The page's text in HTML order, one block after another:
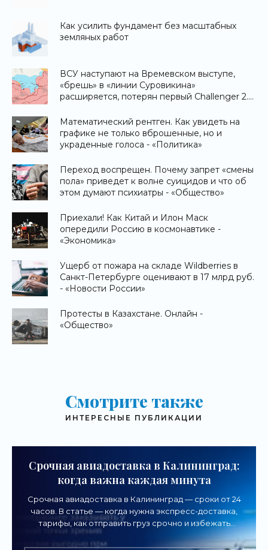
Как усилить фундамент без масштабных
земляных работ
ВСУ наступают на Времевском выступе,
«брешь» в «линии Суровикина»
расширяется, потерян первый Challenger 2.
«Информационное агентство»
Математический рентген. Как увидеть на
графике не только вброшенные, но и
украденные голоса - «Политика»
Переход воспрещен. Почему запрет «смены
пола» приведет к волне суицидов и что об
этом думают психиатры - «Общество»
Приехали! Как Китай и Илон Маск
опередили Россию в космонавтике -
«Экономика»
Ущерб от пожара на складе Wildberries в
Санкт-Петербурге оценивают в 17 млрд руб.
- «Новости России»
Протесты в Казахстане. Онлайн -
«Общество»
Смотрите также
ИНТЕРЕСНЫЕ ПУБЛИКАЦИИ
Срочная авиадоставка в Калининград:
когда важна каждая минута
Срочная авиадоставка в Калининград — сроки от 24
часов. В статье — когда нужна экспресс-доставка,
тарифы, как отправить груз срочно и избежать